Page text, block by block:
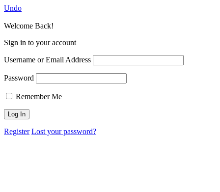
Undo
Welcome Back!
Sign in to your account
Username or Email Address
Password
Remember Me
Register Lost your password?